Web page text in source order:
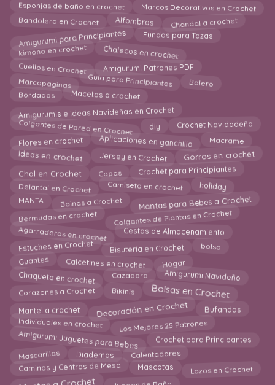
Esponjas de baño en crochet Marcos Decorativos en Crochet
Bandolera en Crochet Alfombras Chandal a crochet
Amigurumi para Principiantes Fundas para Tazas
kimono en crochet Chalecos en crochet
Cuellos en Crochet Amigurumi Patrones PDF
Marcapaginas Guía para Principiantes Bolero
Bordados Macetas a crochet
Amigurumis e Ideas Navideñas en Crochet
Colgantes de Pared en Crochet diy Crochet Navidadeño
Flores en crochet Aplicaciones en ganchillo Macrame
Ideas en crochet Jersey en Crochet Gorros en crochet
Chal en Crochet Capas Crochet para Principiantes
Delantal en Crochet Camiseta en crochet holiday
MANTA Boinas a Crochet Mantas para Bebes a Crochet
Bermudas en crochet Colgantes de Plantas en Crochet
Agarraderas en crochet Cestas de Almacenamiento
Estuches en Crochet Bisutería en Crochet bolso
Guantes Calcetines en crochet Hogar
Chaqueta en crochet Cazadora Amigurumi Navideño
Corazones a Crochet Bikinis Bolsas en Crochet
Mantel a crochet Decoración en Crochet Bufandas
Individuales en crochet Los Mejores 25 Patrones
Amigurumi Juguetes para Bebes Crochet para Principantes
Mascarillas Diademas Calentadores
Caminos y Centros de Mesa Mascotas Lazos en Crochet